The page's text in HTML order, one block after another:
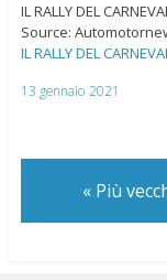
IL RALLY DEL
Source:
IL RALLY DEL
13 gennaio 2021
«Più